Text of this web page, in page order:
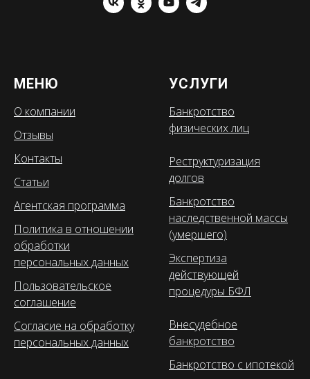
МЕНЮ
О компании
Отзывы
Контакты
Статьи
Агентская программа
Политика в отношении
обработки
персональных данных
Пользовательское
соглашение
Согласие на обработку
персональных данных
УСЛУГИ
Банкротство
физических лиц
Реструктуризация
долгов
Банкротство
наследственной массы
(умершего)
Экспертиза
действующей
процедуры БФЛ
Внесудебное
банкротство
Банкротство с ипотекой